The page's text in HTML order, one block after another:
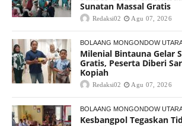
Sunatan Massal Gratis
Redaksi02 Agu 07, 2026
BOLAANG MONGONDOW
Milenial Bintauna Gelar
Gratis, Peserta Diberi
Kopiah
Redaksi02 Agu 07, 2026
BOLAANG MONGONDOW
Kesbangpol Tegaskan